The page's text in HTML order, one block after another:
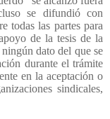
se difundió con
todas las partes para
de la tesis de la
dato del que se
durante el trámite
en la aceptación o
sindicales,